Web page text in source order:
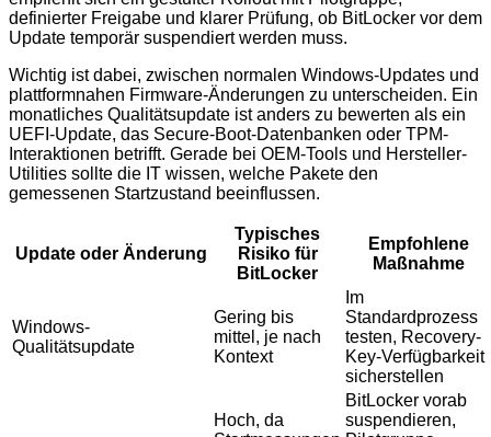
definierter Freigabe und klarer Prüfung, ob BitLocker vor dem
Update temporär suspendiert werden muss.
Wichtig ist dabei, zwischen normalen Windows-Updates und
plattformnahen Firmware-Änderungen zu unterscheiden. Ein
monatliches Qualitätsupdate ist anders zu bewerten als ein
UEFI-Update, das Secure-Boot-Datenbanken oder TPM-
Interaktionen betrifft. Gerade bei OEM-Tools und Hersteller-
Utilities sollte die IT wissen, welche Pakete den
gemessenen Startzustand beeinflussen.
Update oder Änderung
Typisches
Risiko für
BitLocker
Empfohlene
Maßnahme
Windows-
Qualitätsupdate
Gering bis
mittel, je nach
Kontext
Im
Standardprozess
testen, Recovery-
Key-Verfügbarkeit
sicherstellen
Hoch, da
BitLocker vorab
suspendieren,